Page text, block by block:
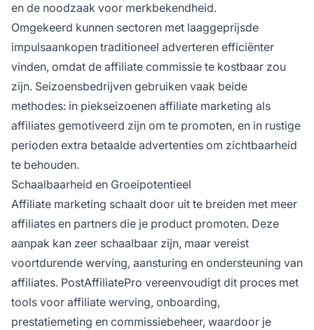
en de noodzaak voor merkbekendheid.
Omgekeerd kunnen sectoren met laaggeprijsde
impulsaankopen traditioneel adverteren efficiënter
vinden, omdat de affiliate commissie te kostbaar zou
zijn. Seizoensbedrijven gebruiken vaak beide
methodes: in piekseizoenen affiliate marketing als
affiliates gemotiveerd zijn om te promoten, en in rustige
perioden extra betaalde advertenties om zichtbaarheid
te behouden.
Schaalbaarheid en Groeipotentieel
Affiliate marketing schaalt door uit te breiden met meer
affiliates en partners die je product promoten. Deze
aanpak kan zeer schaalbaar zijn, maar vereist
voortdurende werving, aansturing en ondersteuning van
affiliates. PostAffiliatePro vereenvoudigt dit proces met
tools voor affiliate werving, onboarding,
prestatiemeting en commissiebeheer, waardoor je